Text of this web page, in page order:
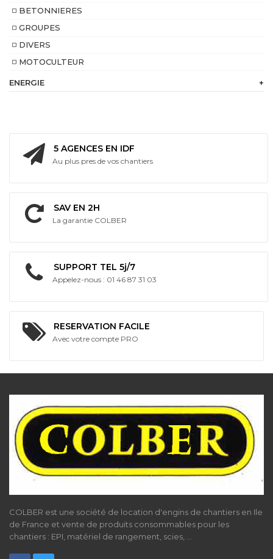
BETONNIERES
GROUPES
DIVERS
MOTOCULTEUR
ENERGIE +
intégrée
5 AGENCES EN IDF
Au plus pres de vos chantiers
SAV EN 2H
La garantie COLBER
SUPPORT TEL 5j/7
Appelez-nous : 01 46 87 31 03
RESERVATION FACILE
Avec votre compte PRO
COLBER est une société de location d'engins de chantiers en Ile
de France et vente de produits consommables pour les
chantiers : EPI, matériel de rangement, scies, ...